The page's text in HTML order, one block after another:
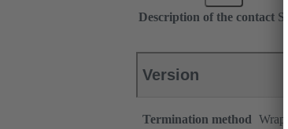
Description of the contact
Version
Termination method Wrap